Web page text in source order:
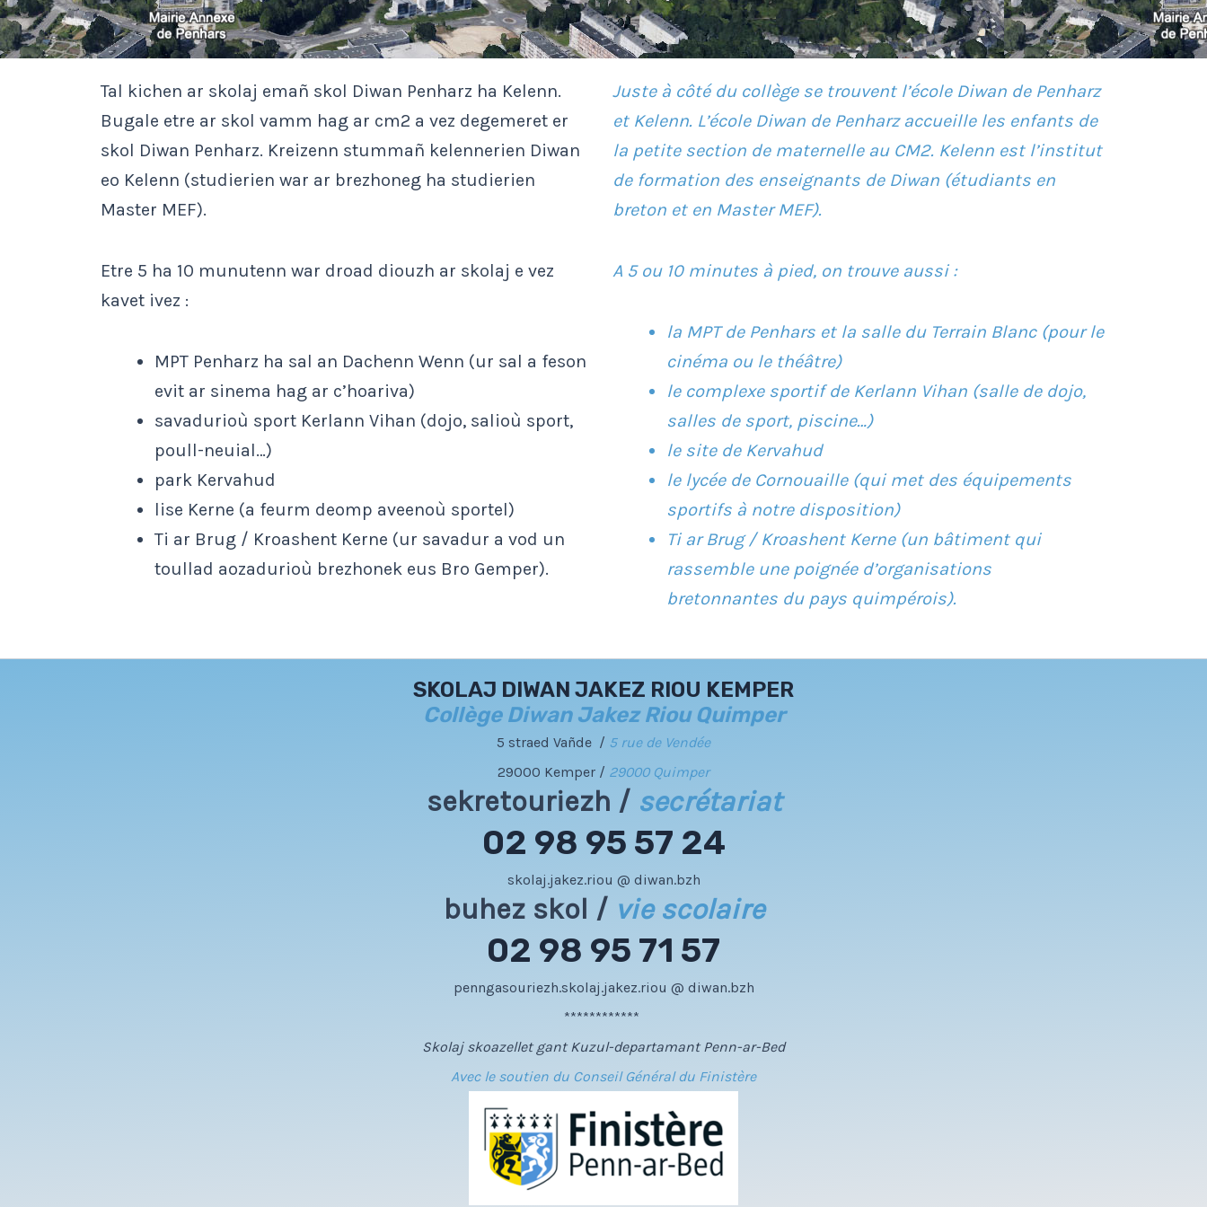
Tal kichen ar skolaj emañ skol Diwan Penharz ha Kelenn.
Bugale etre ar skol vamm hag ar cm2 a vez degemeret er
skol Diwan Penharz. Kreizenn stummañ kelennerien Diwan
eo Kelenn (studierien war ar brezhoneg ha studierien
Master MEF).
Etre 5 ha 10 munutenn war droad diouzh ar skolaj e vez
kavet ivez :
MPT Penharz ha sal an Dachenn Wenn (ur sal a feson
evit ar sinema hag ar c’hoariva)
savadurioù sport Kerlann Vihan (dojo, salioù sport,
poull-neuial…)
park Kervahud
lise Kerne (a feurm deomp aveenoù sportel)
Ti ar Brug / Kroashent Kerne (ur savadur a vod un
toullad aozadurioù brezhonek eus Bro Gemper).
Juste à côté du collège se trouvent l’école Diwan de Penharz
et Kelenn. L’école Diwan de Penharz accueille les enfants de
la petite section de maternelle au CM2. Kelenn est l’institut
de formation des enseignants de Diwan (étudiants en
breton et en Master MEF).
A 5 ou 10 minutes à pied, on trouve aussi :
la MPT de Penhars et la salle du Terrain Blanc (pour le
cinéma ou le théâtre)
le complexe sportif de Kerlann Vihan (salle de dojo,
salles de sport, piscine…)
le site de Kervahud
le lycée de Cornouaille (qui met des équipements
sportifs à notre disposition)
Ti ar Brug / Kroashent Kerne (un bâtiment qui
rassemble une poignée d’organisations
bretonnantes du pays quimpérois).
SKOLAJ DIWAN JAKEZ RIOU KEMPER
Collège Diwan Jakez Riou Quimper
5 straed Vañde / 5 rue de Vendée
29000 Kemper / 29000 Quimper
sekretouriezh / secrétariat
02 98 95 57 24
skolaj.jakez.riou @ diwan.bzh
buhez skol / vie scolaire
02 98 95 71 57
penngasouriezh.skolaj.jakez.riou @ diwan.bzh
************
Skolaj skoazellet gant Kuzul-departamant Penn-ar-Bed
Avec le soutien du Conseil Général du Finistère